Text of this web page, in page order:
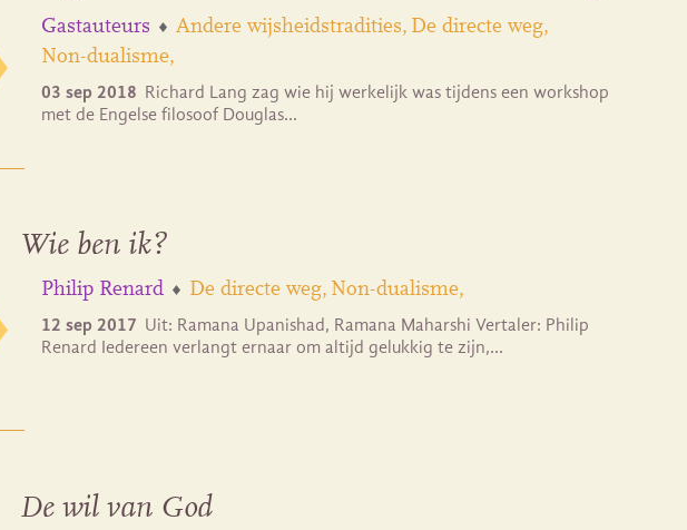
Gastauteurs Andere wijsheidstradities De directe weg
Non-dualisme
03 sep 2018 Richard Lang zag wie hij werkelijk was tijdens een workshop
met de Engelse filosoof Douglas…
Wie ben ik?
Philip Renard De directe weg Non-dualisme
12 sep 2017 Uit: Ramana Upanishad, Ramana Maharshi Vertaler: Philip
Renard Iedereen verlangt ernaar om altijd gelukkig te zijn,…
De wil van God